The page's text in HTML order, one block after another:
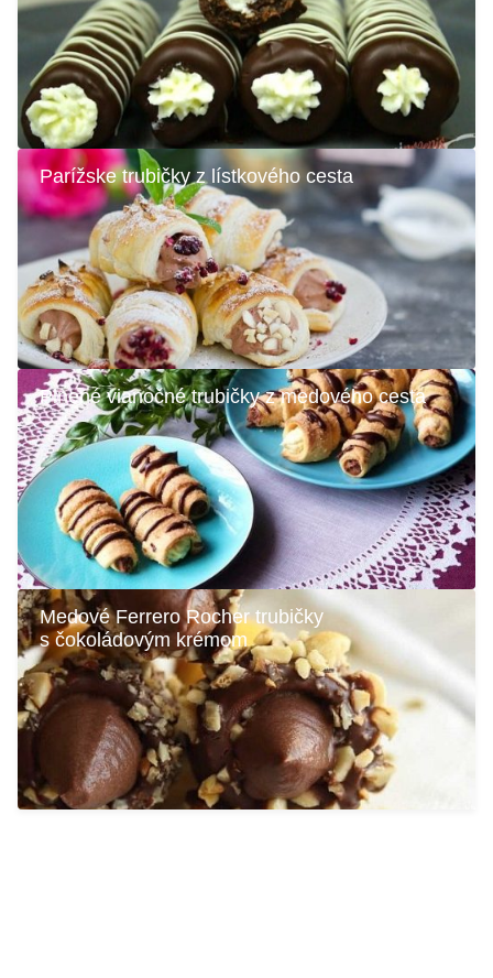
Parížske trubičky z lístkového cesta
Plnené vianočné trubičky z medového cesta
Medové Ferrero Rocher trubičky
s čokoládovým krémom